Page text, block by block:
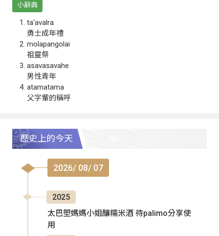
小辭典
ta‘avalra
勇士成年禮
molapangolai
祖靈祭
asavasavahe
男性青年
atamatama
父字輩的稱呼
歷史上的今天
2026/ 08/ 07
2025
太巴塱媽媽小姐釀糯米酒 待palimo分享使
用